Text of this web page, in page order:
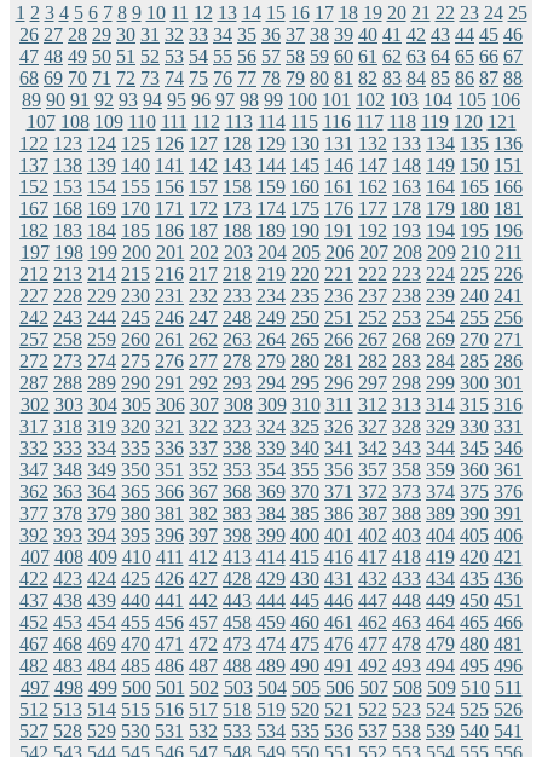
1 2 3 4 5 6 7 8 9 10 11 12 13 14 15 16 17 18 19 20 21 22 23 24 25
26 27 28 29 30 31 32 33 34 35 36 37 38 39 40 41 42 43 44 45 46
47 48 49 50 51 52 53 54 55 56 57 58 59 60 61 62 63 64 65 66 67
68 69 70 71 72 73 74 75 76 77 78 79 80 81 82 83 84 85 86 87 88
89 90 91 92 93 94 95 96 97 98 99 100 101 102 103 104 105 106
107 108 109 110 111 112 113 114 115 116 117 118 119 120 121
122 123 124 125 126 127 128 129 130 131 132 133 134 135 136
137 138 139 140 141 142 143 144 145 146 147 148 149 150 151
152 153 154 155 156 157 158 159 160 161 162 163 164 165 166
167 168 169 170 171 172 173 174 175 176 177 178 179 180 181
182 183 184 185 186 187 188 189 190 191 192 193 194 195 196
197 198 199 200 201 202 203 204 205 206 207 208 209 210 211
212 213 214 215 216 217 218 219 220 221 222 223 224 225 226
227 228 229 230 231 232 233 234 235 236 237 238 239 240 241
242 243 244 245 246 247 248 249 250 251 252 253 254 255 256
257 258 259 260 261 262 263 264 265 266 267 268 269 270 271
272 273 274 275 276 277 278 279 280 281 282 283 284 285 286
287 288 289 290 291 292 293 294 295 296 297 298 299 300 301
302 303 304 305 306 307 308 309 310 311 312 313 314 315 316
317 318 319 320 321 322 323 324 325 326 327 328 329 330 331
332 333 334 335 336 337 338 339 340 341 342 343 344 345 346
347 348 349 350 351 352 353 354 355 356 357 358 359 360 361
362 363 364 365 366 367 368 369 370 371 372 373 374 375 376
377 378 379 380 381 382 383 384 385 386 387 388 389 390 391
392 393 394 395 396 397 398 399 400 401 402 403 404 405 406
407 408 409 410 411 412 413 414 415 416 417 418 419 420 421
422 423 424 425 426 427 428 429 430 431 432 433 434 435 436
437 438 439 440 441 442 443 444 445 446 447 448 449 450 451
452 453 454 455 456 457 458 459 460 461 462 463 464 465 466
467 468 469 470 471 472 473 474 475 476 477 478 479 480 481
482 483 484 485 486 487 488 489 490 491 492 493 494 495 496
497 498 499 500 501 502 503 504 505 506 507 508 509 510 511
512 513 514 515 516 517 518 519 520 521 522 523 524 525 526
527 528 529 530 531 532 533 534 535 536 537 538 539 540 541
542 543 544 545 546 547 548 549 550 551 552 553 554 555 556